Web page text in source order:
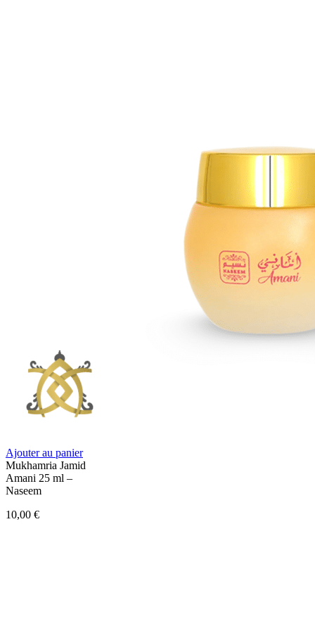
Ajouter au panier
Mukhamria Jamid
Amani 25 ml –
Naseem
10,00 €